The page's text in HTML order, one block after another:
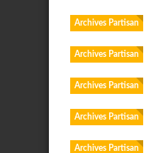
Archives Partisan
Archives Partisan
Archives Partisan
Archives Partisan
Archives Partisan